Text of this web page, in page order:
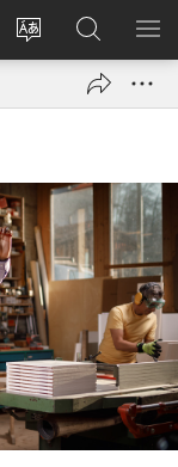
更
言
登
錄
（開
窗）
搜
尋
JW.ORG
顯